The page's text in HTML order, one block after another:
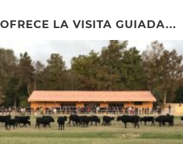
OFRECE LA VISITA GUIADA...